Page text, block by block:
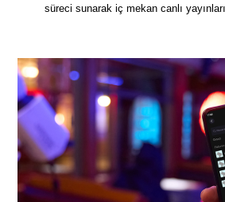
süreci sunarak iç mekan canlı